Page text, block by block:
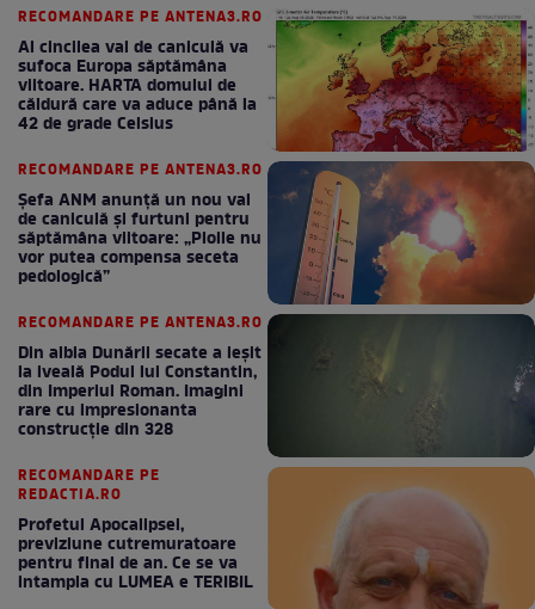
RECOMANDARE PE ANTENA3.RO
Al cincilea val de caniculă va
sufoca Europa săptămâna
viitoare. HARTA domului de
căldură care va aduce până la
42 de grade Celsius
RECOMANDARE PE ANTENA3.RO
Șefa ANM anunță un nou val
de caniculă și furtuni pentru
săptămâna viitoare: „Ploile nu
vor putea compensa seceta
pedologică”
RECOMANDARE PE ANTENA3.RO
Din albia Dunării secate a ieșit
la iveală Podul lui Constantin,
din Imperiul Roman. Imagini
rare cu impresionanta
construcție din 328
RECOMANDARE PE
REDACTIA.RO
Profetul Apocalipsei,
previziune cutremuratoare
pentru final de an. Ce se va
intampla cu LUMEA e TERIBIL